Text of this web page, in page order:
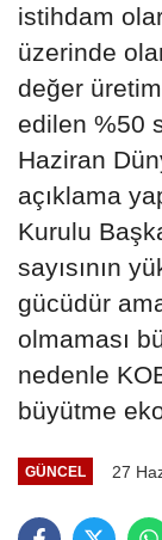
istihdam
üzerinde
değer
edilen %50
Haziran
açıklama
Kurulu
sayısının
gücüdür
olmaması
nedenle
büyütme
GÜNCEL 27